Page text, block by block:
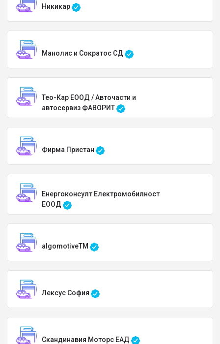
Никикар
Манолис и Сократос СД
Тео-Кар ЕООД / Авточасти и
автосервиз ФАВОРИТ
Фирма Пристан
Енергоконсулт Електромобилност
ЕООД
algomotiveTM
Лексус София
Скандинавия Моторс ЕАД